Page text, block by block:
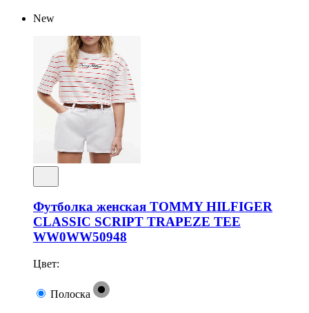
New
Футболка женская TOMMY HILFIGER
CLASSIC SCRIPT TRAPEZE TEE
WW0WW50948
Цвет:
Полоска